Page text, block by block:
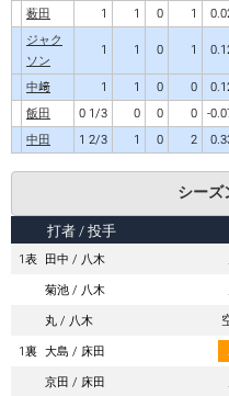
薮田
1 1 0 1
ジャク
ソン
1 1 0 1
中﨑
1 1 0 0
飯田
0 1/3 0 0 0 -
中田
1 2/3 1 0 2
シーズ
打者/ 投手
1表 田中 八木
菊池
八木
丸
八木
1裏 大島 床田
京田
床田